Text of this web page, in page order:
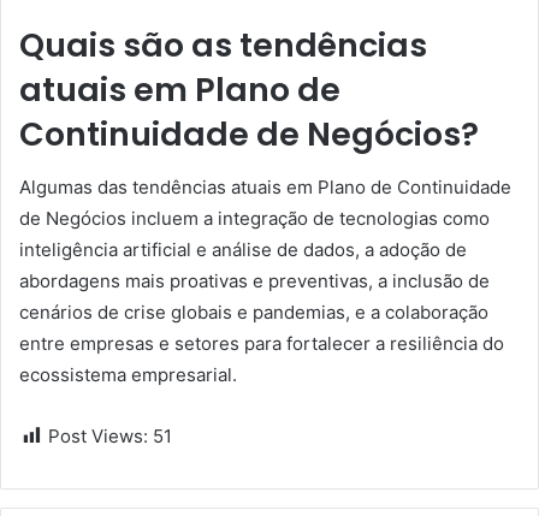
Quais são as tendências
atuais em Plano de
Continuidade de Negócios?
Algumas das tendências atuais em Plano de Continuidade
de Negócios incluem a integração de tecnologias como
inteligência artificial e análise de dados, a adoção de
abordagens mais proativas e preventivas, a inclusão de
cenários de crise globais e pandemias, e a colaboração
entre empresas e setores para fortalecer a resiliência do
ecossistema empresarial.
Post Views: 51